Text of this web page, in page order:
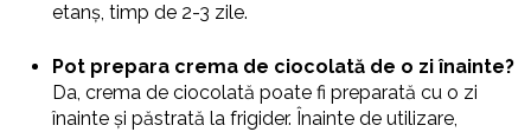
etanș, timp de 2-3 zile.
Pot prepara crema de ciocolată de o zi înainte?
Da, crema de ciocolată poate fi preparată cu o zi
înainte și păstrată la frigider. Înainte de utilizare,